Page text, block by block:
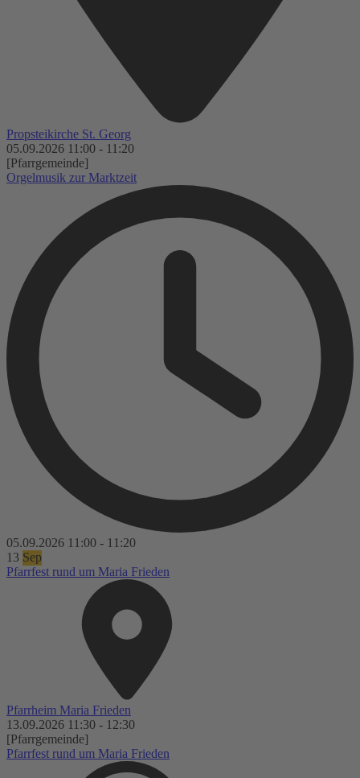
Propsteikirche St. Georg
05.09.2026 11:00 - 11:20
[Pfarrgemeinde]
Orgelmusik zur Marktzeit
05.09.2026 11:00 - 11:20
13 Sep
Pfarrfest rund um Maria Frieden
Pfarrheim Maria Frieden
13.09.2026 11:30 - 12:30
[Pfarrgemeinde]
Pfarrfest rund um Maria Frieden